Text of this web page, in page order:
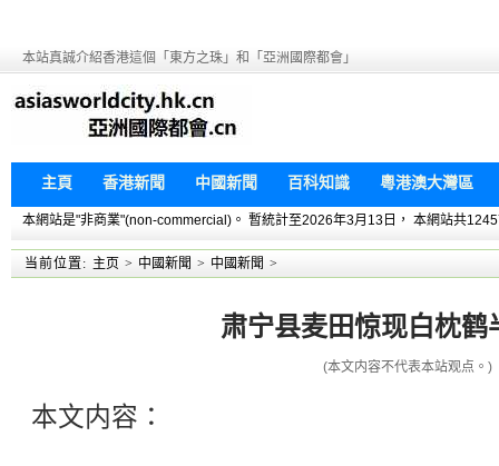
本站真誠介紹香港這個「東方之珠」和「亞洲國際都會」
主頁 香港新聞 中國新聞 百科知識 粵港澳大灣區
本網站是"非商業"(non-commercial)。 暫統計至2026年3月13日， 本網站共
当前位置: 主页 > 中國新聞 > 中國新聞 >
肃宁县麦田惊现白枕鹤
(本文内容不代表本站观点。)
本文内容：